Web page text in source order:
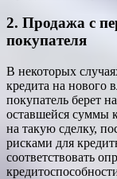
2. Продажа с
покупателя
В некоторых
кредита на нового
покупатель берет
оставшейся суммы
на такую сделку,
рисками для
соответствовать